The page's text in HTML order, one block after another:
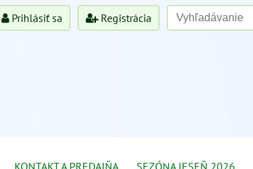
Prihlásiť sa Registrácia
KONTAKT A PREDAJŇA SEZÓNA JESEŇ 2026